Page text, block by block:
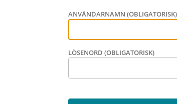
ANVÄNDARNAMN (OBLIGATORISK)
LÖSENORD (OBLIGATORISK)